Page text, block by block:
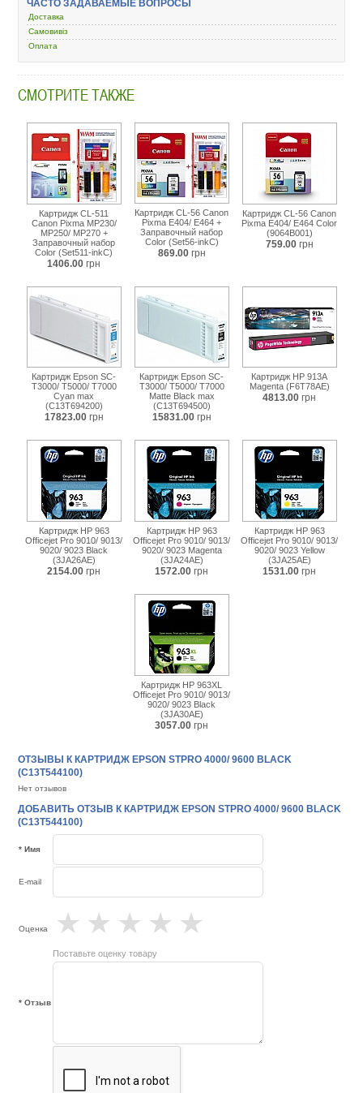
printerov/1242-
stpro-
4000-
black-
c13t544100.html
ЧАСТО ЗАДАВАЕМЫЕ ВОПРОСЫ
Доставка
Самовивіз
Оплата
СМОТРИТЕ ТАКЖЕ
Картридж CL-511
Canon Pixma MP230/
MP250/ MP270 +
Заправочный набор
Color (Set511-inkC)
1406.00 грн
Картридж CL-56 Canon
Pixma E404/ E464 +
Заправочный набор
Color (Set56-inkC)
869.00 грн
Картридж CL-56 Canon
Pixma E404/ E464 Color
(9064B001)
759.00 грн
Картридж Epson SC-
T3000/ T5000/ T7000
Cyan max
(C13T694200)
17823.00 грн
Картридж Epson SC-
T3000/ T5000/ T7000
Matte Black max
(C13T694500)
15831.00 грн
Картридж HP 913A
Magenta (F6T78AE)
4813.00 грн
Картридж HP 963
Officejet Pro 9010/ 9013/
9020/ 9023 Black
(3JA26AE)
2154.00 грн
Картридж HP 963
Officejet Pro 9010/ 9013/
9020/ 9023 Magenta
(3JA24AE)
1572.00 грн
Картридж HP 963
Officejet Pro 9010/ 9013/
9020/ 9023 Yellow
(3JA25AE)
1531.00 грн
Картридж HP 963XL
Officejet Pro 9010/ 9013/
9020/ 9023 Black
(3JA30AE)
3057.00 грн
ОТЗЫВЫ К КАРТРИДЖ EPSON STPRO 4000/ 9600 BLACK
(C13T544100)
Нет отзывов
ДОБАВИТЬ ОТЗЫВ К КАРТРИДЖ EPSON STPRO 4000/ 9600 BLACK
(C13T544100)
* Имя
E-mail
Оценка ★
★
★
★
★
Поставьте оценку товару
* Отзыв